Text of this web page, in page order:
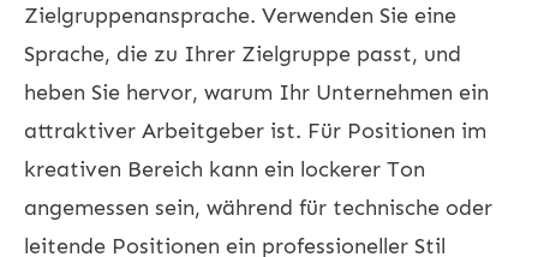
Zielgruppenansprache. Verwenden Sie eine
Sprache, die zu Ihrer Zielgruppe passt, und
heben Sie hervor, warum Ihr Unternehmen ein
attraktiver Arbeitgeber ist. Für Positionen im
kreativen Bereich kann ein lockerer Ton
angemessen sein, während für technische oder
leitende Positionen ein professioneller Stil